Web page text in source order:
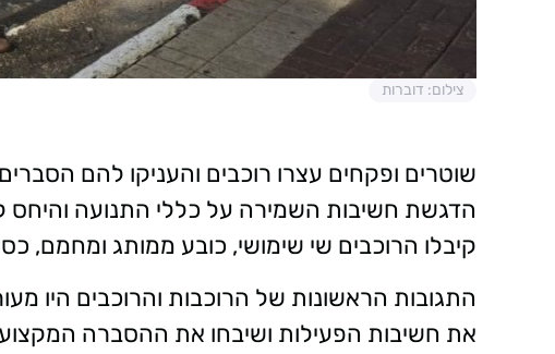
צילום: דוברות
שוטרים ופקחים עצרו רוכבים והעניקו להם
הדגשת חשיבות השמירה על כללי התנועה
קיבלו הרוכבים שי שימושי, כובע ממותג ומחמם,
התגובות הראשונות של הרוכבות והרוכבים היו
את חשיבות הפעילות ושיבחו את ההסברה